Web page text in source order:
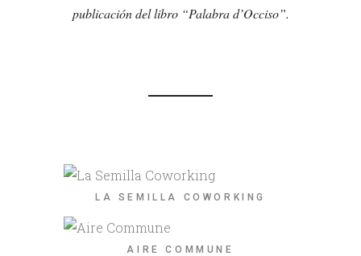
publicación del libro “Palabra d’Occiso”.
LA SEMILLA COWORKING
AIRE COMMUNE